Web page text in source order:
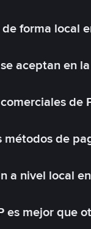
forma local
aceptan en
de
métodos de
a nivel local
es mejor que